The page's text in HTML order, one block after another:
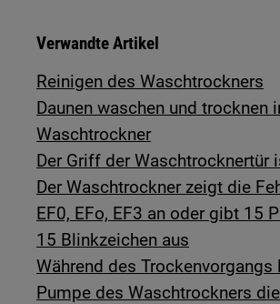
Verwandte Artikel
Reinigen des Waschtrockners
Daunen waschen und trocknen
Waschtrockner
Der Griff der Waschtrocknertür
Der Waschtrockner zeigt die
EF0, EFo, EF3 an oder gibt 15
15 Blinkzeichen aus
Während des
Pumpe des Waschtrockners